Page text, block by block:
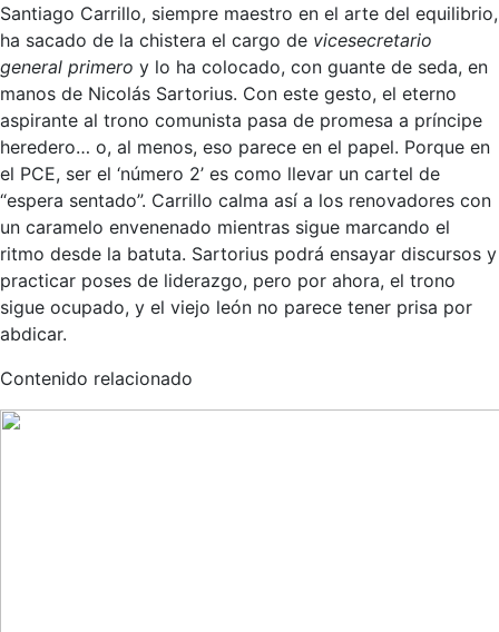
Santiago Carrillo, siempre maestro en el arte del equilibrio,
ha sacado de la chistera el cargo de vicesecretario
general primero y lo ha colocado, con guante de seda, en
manos de Nicolás Sartorius. Con este gesto, el eterno
aspirante al trono comunista pasa de promesa a príncipe
heredero… o, al menos, eso parece en el papel. Porque en
el PCE, ser el ‘número 2’ es como llevar un cartel de
“espera sentado”. Carrillo calma así a los renovadores con
un caramelo envenenado mientras sigue marcando el
ritmo desde la batuta. Sartorius podrá ensayar discursos y
practicar poses de liderazgo, pero por ahora, el trono
sigue ocupado, y el viejo león no parece tener prisa por
abdicar.
Contenido relacionado